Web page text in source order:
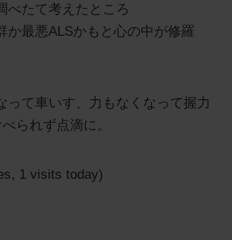
べたて考えたところ
か最悪ALSかもと心の中が修羅
って車いす、力もなくなって握力
られず点滴に。
1 visits today)